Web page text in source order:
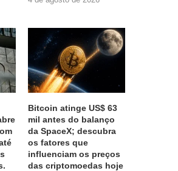
Bitcoin atinge US$ 63
mil antes do balanço
da SpaceX; descubra
os fatores que
influenciam os preços
das criptomoedas hoje